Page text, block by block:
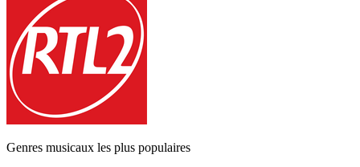
Genres musicaux les plus populaires